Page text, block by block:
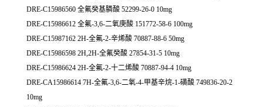
DRE-C15986560 全氟癸基膦酸 52299-26-0 10mg
DRE-C15986612 全氟-3,6-二氧庚酸 151772-58-6 100mg
DRE-C15987162 2H-全氟-2-辛烯酸 70887-88-6 50mg
DRE-C15986598 2H,2H-全氟癸酸 27854-31-5 10mg
DRE-C15986624 2H-全氟-2-十二烯酸 70887-94-4 10mg
DRE-CA15986614 7H-全氟-3,6-二氧-4-甲基辛烷-1-磺酸 749836-20-2
10mg